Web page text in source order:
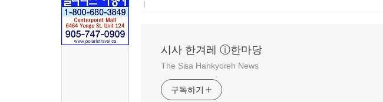
시사 한겨레 ⓘ한마당
The Sisa Hankyoreh News
구독하기